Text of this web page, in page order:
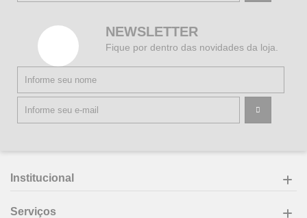
NEWSLETTER
Fique por dentro das novidades da loja.
Institucional
Serviços